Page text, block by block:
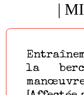
|
la